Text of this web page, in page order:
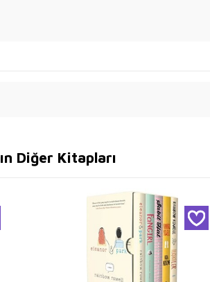
Diğer Kitapları